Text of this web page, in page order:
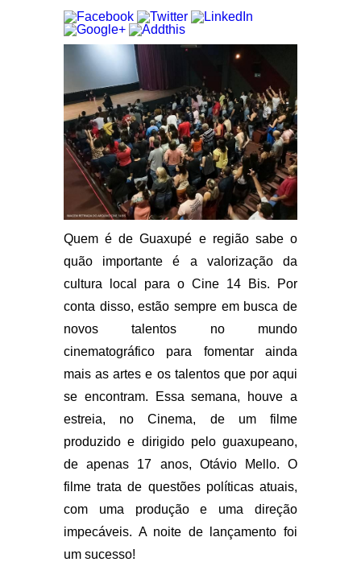
Quem é de Guaxupé e região sabe o
quão importante é a valorização da
cultura local para o Cine 14 Bis. Por
conta disso, estão sempre em busca de
novos talentos no mundo
cinematográfico para fomentar ainda
mais as artes e os talentos que por aqui
se encontram. Essa semana, houve a
estreia, no Cinema, de um filme
produzido e dirigido pelo guaxupeano,
de apenas 17 anos, Otávio Mello. O
filme trata de questões políticas atuais,
com uma produção e uma direção
impecáveis. A noite de lançamento foi
um sucesso!